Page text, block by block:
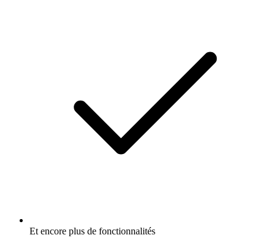
Et encore plus de fonctionnalités